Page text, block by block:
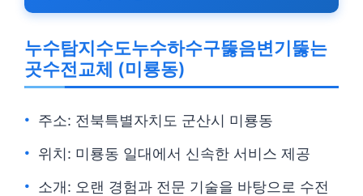
누수탐지수도누수하수구뚫음변기뚫는
곳수전교체 (미룡동)
주소: 전북특별자치도 군산시 미룡동
위치: 미룡동 일대에서 신속한 서비스 제공
소개: 오랜 경험과 전문 기술을 바탕으로 수전